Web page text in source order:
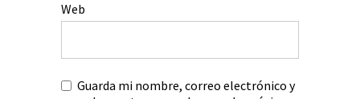
Web
Guarda mi nombre, correo electrónico y